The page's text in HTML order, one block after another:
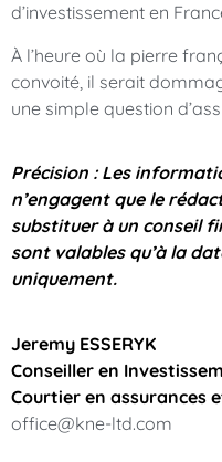
d’investissement en
À l’heure où la pierre
convoité, il serait
une simple question
Précision : Les
n’engagent que le
substituer à un conseil
sont valables qu’à la
uniquement.
Jeremy ESSERYK
Conseiller en
Courtier en assurances
office@kne-ltd.com